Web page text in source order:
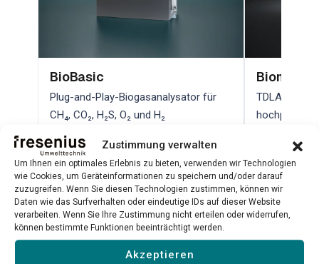
Zustimmung verwalten
Um Ihnen ein optimales Erlebnis zu bieten, verwenden wir Technologien
wie Cookies, um Geräteinformationen zu speichern und/oder darauf
zuzugreifen. Wenn Sie diesen Technologien zustimmen, können wir
Daten wie das Surfverhalten oder eindeutige IDs auf dieser Website
verarbeiten. Wenn Sie Ihre Zustimmung nicht erteilen oder widerrufen,
können bestimmte Funktionen beeinträchtigt werden.
Akzeptieren
BioBasic
Plug-and-Play-Biogasanalysator für
CH₄, CO₂, H₂S, O₂ und H₂
Mehr erfahren →
TDLAS-
hochpräzise
Alle Produkte ansehen →
→